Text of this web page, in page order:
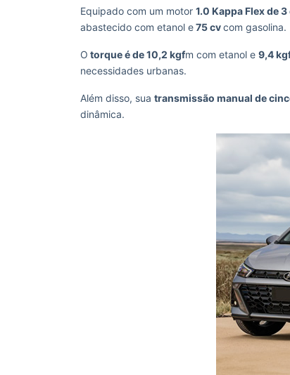
Equipado com um motor 1.0 Kappa Flex de
abastecido com etanol e75 cvcom gasolina.
O torque é de 10,2 kgfm com etanol e 9,4
necessidades urbanas.
Além disso, sua transmissão manual de
dinâmica.